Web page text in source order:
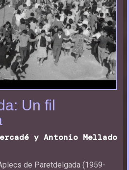
Un fil
y Antonio Mellado
de Paretdelgada (1959-